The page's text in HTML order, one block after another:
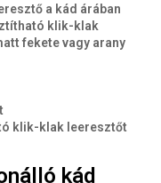
a kád árában
klik-klak
fekete vagy arany
klik-klak leeresztőt
kád